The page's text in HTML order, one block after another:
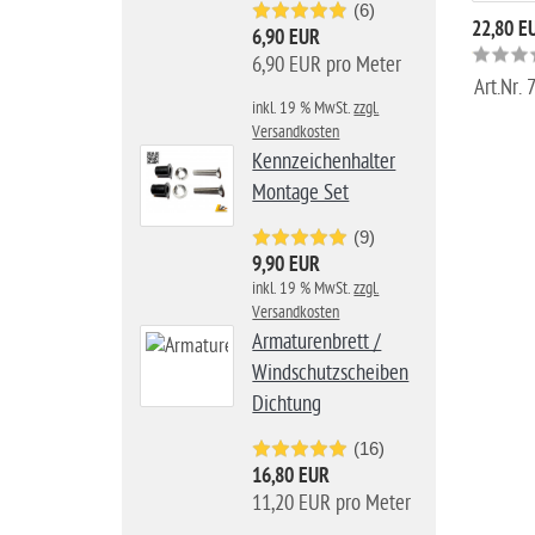
22,80
Art.Nr.
(6)
6,90 EUR
6,90 EUR pro Meter
inkl. 19 % MwSt.zzgl.
Versandkosten
Kennzeichenhalter
Montage Set
(9)
9,90 EUR
inkl. 19 % MwSt.zzgl.
Versandkosten
Armaturenbrett /
Windschutzscheiben
Dichtung
(16)
16,80 EUR
11,20 EUR pro Meter